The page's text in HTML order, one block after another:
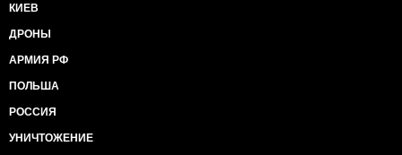
КИЕВ
ДРОНЫ
АРМИЯ РФ
ПОЛЬША
РОССИЯ
УНИЧТОЖЕНИЕ